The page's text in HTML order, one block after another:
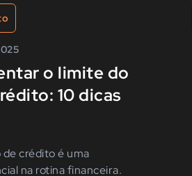
o limite do
10 dicas
crédito é uma
na rotina financeira.